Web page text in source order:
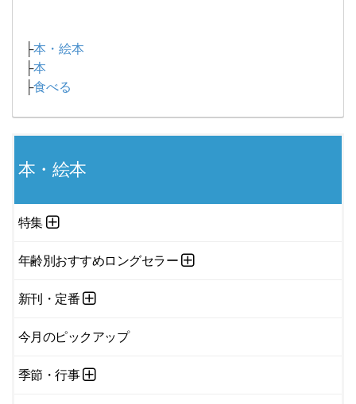
├本・絵本
├本
├食べる
本・絵本
特集
年齢別おすすめロングセラー
新刊・定番
今月のピックアップ
季節・行事